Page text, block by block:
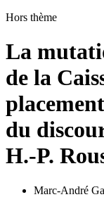
Hors thème
La
de la
du
H.-P.
Marc-André